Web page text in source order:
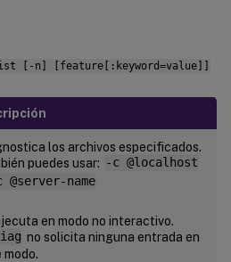
[-n] [feature[:keyword=value]]
los archivos especificados.
puedes usar: -c @localhost
@server-name
en modo no interactivo.
no solicita ninguna entrada en
modo.